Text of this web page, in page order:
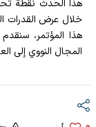
هذا الحدث نقطة
خلال عرض القدرات
هذا المؤتمر،
المجال النووي إلى